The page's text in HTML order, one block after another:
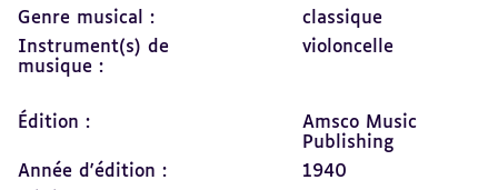
Genre musical :
classique
Instrument(s) de
musique :
violoncelle
Édition :
Amsco Music
Publishing
Année d'édition :
1940